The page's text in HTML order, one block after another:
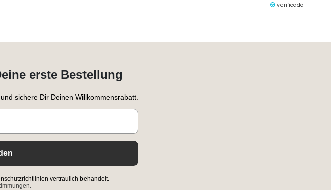
verificado
erste Bestellung
sichere Dir Deinen Willkommensrabatt.
vertraulich behandelt.